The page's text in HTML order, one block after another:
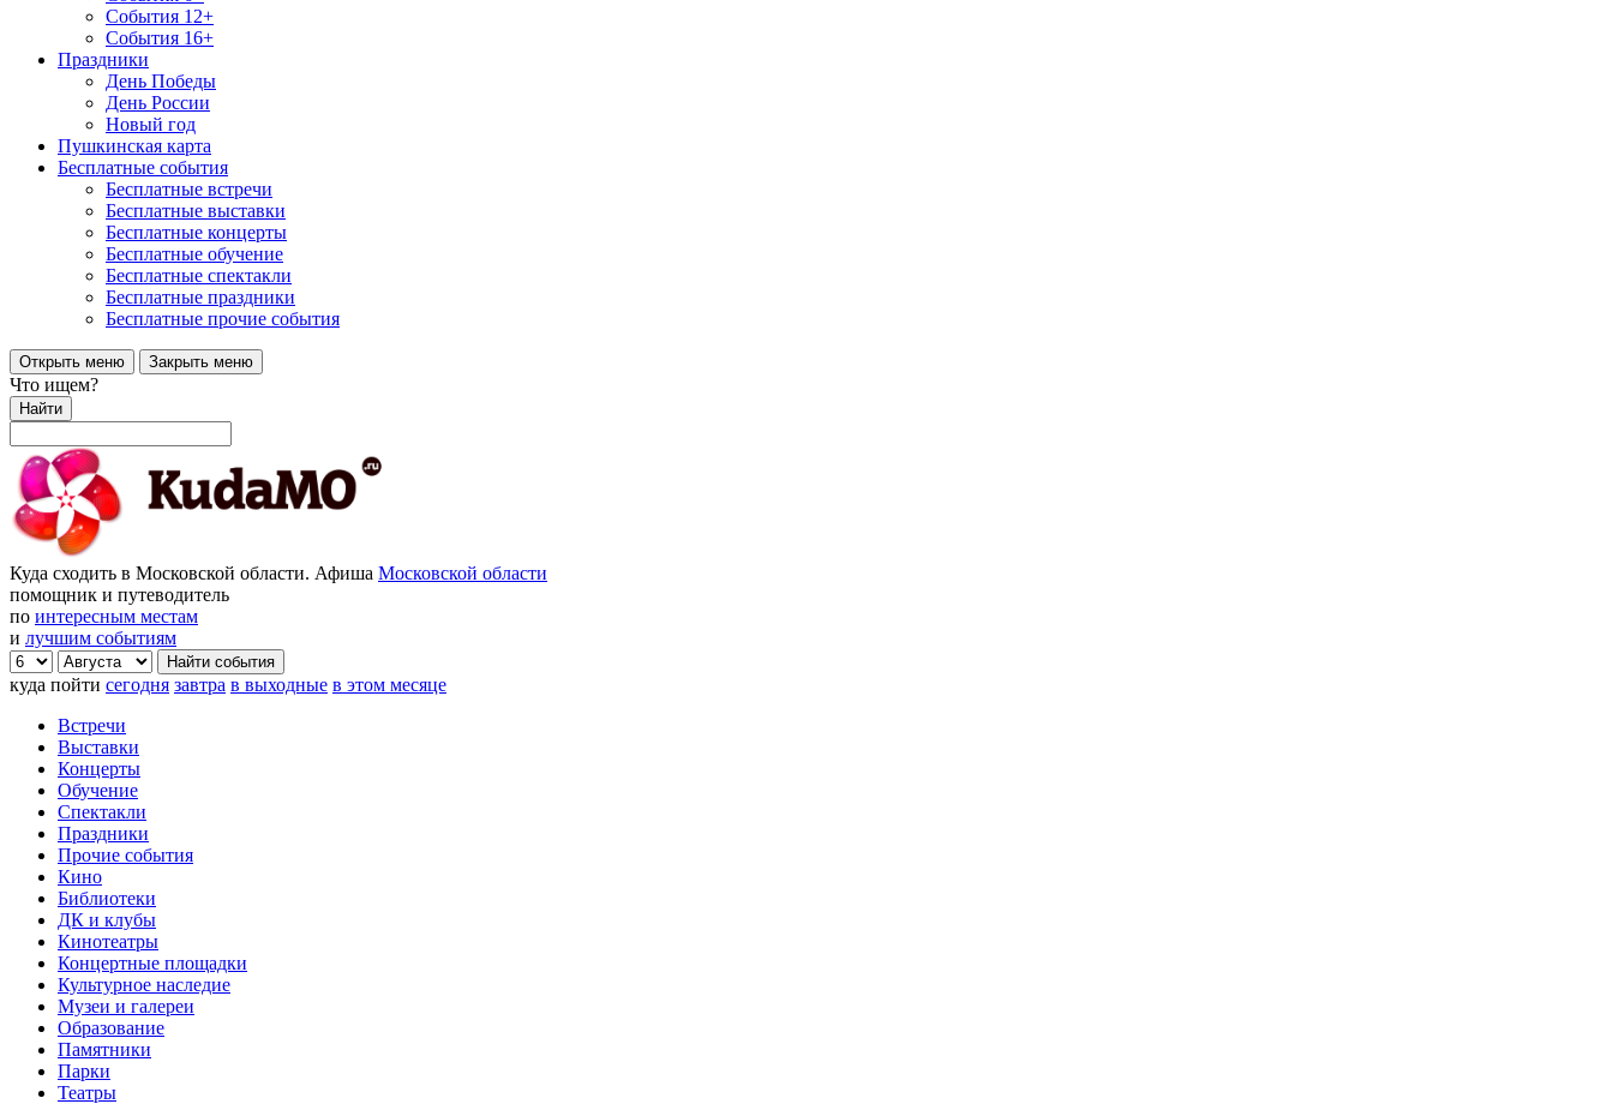
События 12+
События 16+
Праздники
День Победы
День России
Новый год
Пушкинская карта
Бесплатные события
Бесплатные встречи
Бесплатные выставки
Бесплатные концерты
Бесплатные обучение
Бесплатные спектакли
Бесплатные праздники
Бесплатные прочие события
Открыть меню Закрыть меню
Что ищем?
Найти
Куда сходить в Московской области. Афиша Московской области
помощник и путеводитель
по интересным местам
и лучшим событиям
куда пойти сегодня завтра в выходные в этом месяце
Встречи
Выставки
Концерты
Обучение
Спектакли
Праздники
Прочие события
Кино
Библиотеки
ДК и клубы
Кинотеатры
Концертные площадки
Культурное наследие
Музеи и галереи
Образование
Памятники
Парки
Театры